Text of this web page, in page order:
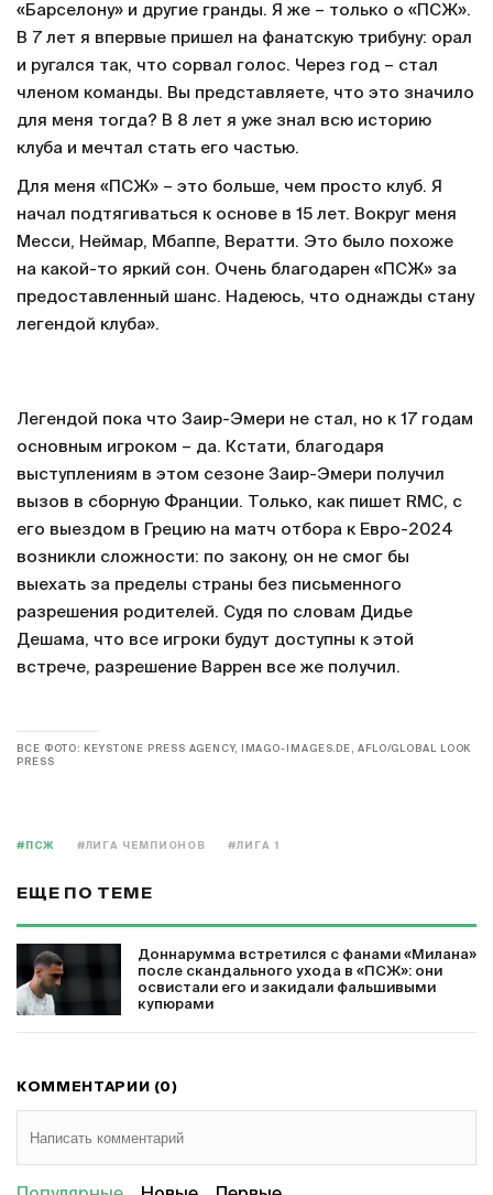
«Барселону» и другие гранды. Я же – только о «ПСЖ».
В 7 лет я впервые пришел на фанатскую трибуну: орал
и ругался так, что сорвал голос. Через год – стал
членом команды. Вы представляете, что это значило
для меня тогда? В 8 лет я уже знал всю историю
клуба и мечтал стать его частью.
Для меня «ПСЖ» – это больше, чем просто клуб. Я
начал подтягиваться к основе в 15 лет. Вокруг меня
Месси, Неймар, Мбаппе, Вератти. Это было похоже
на какой-то яркий сон. Очень благодарен «ПСЖ» за
предоставленный шанс. Надеюсь, что однажды стану
легендой клуба».
Легендой пока что Заир-Эмери не стал, но к 17 годам
основным игроком – да. Кстати, благодаря
выступлениям в этом сезоне Заир-Эмери получил
вызов в сборную Франции. Только, как пишет RMC, с
его выездом в Грецию на матч отбора к Евро-2024
возникли сложности: по закону, он не смог бы
выехать за пределы страны без письменного
разрешения родителей. Судя по словам Дидье
Дешама, что все игроки будут доступны к этой
встрече, разрешение Варрен все же получил.
ВСЕ ФОТО: KEYSTONE PRESS AGENCY, IMAGO-IMAGES.DE, AFLO/GLOBAL LOOK
PRESS
#ПСЖ #ЛИГА ЧЕМПИОНОВ #ЛИГА 1
ЕЩЕ ПО ТЕМЕ
Доннарумма встретился с фанами «Милана»
после скандального ухода в «ПСЖ»: они
освистали его и закидали фальшивыми
купюрами
КОММЕНТАРИИ (0)